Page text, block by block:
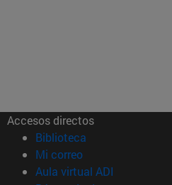
Accesos directos
Biblioteca (abre en nueva
Mi correo(abre en nueva
Aula virtual ADI (abre en